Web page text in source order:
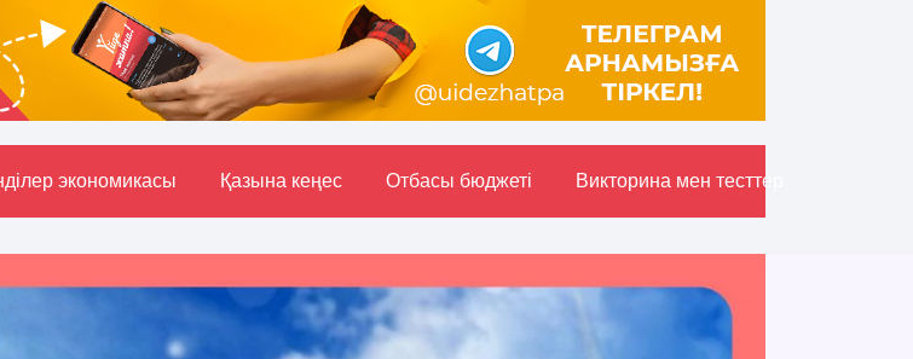
экономикасы Қазына кеңес Отбасы бюджетi Викторина мен тесттер